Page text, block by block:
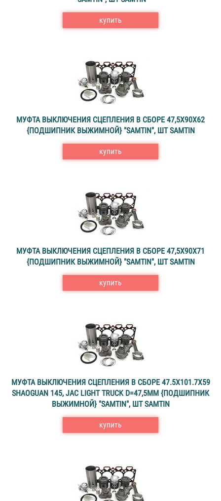
купить
МУФТА ВЫКЛЮЧЕНИЯ СЦЕПЛЕНИЯ В СБОРЕ 47,5X90X62
{ПОДШИПНИК ВЫЖИМНОЙ} "SAMTIN", ШТ SAMTIN
купить
МУФТА ВЫКЛЮЧЕНИЯ СЦЕПЛЕНИЯ В СБОРЕ 47,5X90X71
{ПОДШИПНИК ВЫЖИМНОЙ} "SAMTIN", ШТ SAMTIN
купить
МУФТА ВЫКЛЮЧЕНИЯ СЦЕПЛЕНИЯ В СБОРЕ 47.5X101.7X59
SHAOGUAN 145, JAC LIGHT TRUCK D=47,5MM {ПОДШИПНИК
ВЫЖИМНОЙ} "SAMTIN", ШТ SAMTIN
купить